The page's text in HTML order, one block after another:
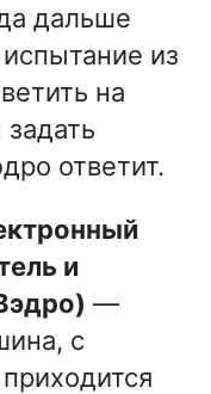
дальше
из
на
ответит.
и
—
с